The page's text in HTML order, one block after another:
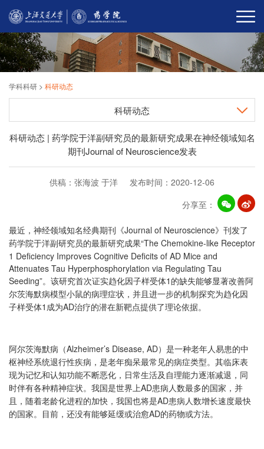
学科科研 > 科研动态
科研动态
科研动态 | 药学院于洋副研究员的最新研究成果在神经领域知名
期刊Journal of Neuroscience发表
供稿：张海波 于洋 发布时间：2020-12-06
分享至：
最近， 神经领域知名经典期刊《Journal of Neuroscience》刊发了
药学院于洋副研究员的最新研究成果“The Chemokine-like Receptor
1 Deficiency Improves Cognitive Deficits of AD Mice and
Attenuates Tau Hyperphosphorylation via Regulating Tau
Seeding”。该研究首次证实趋化因子样受体1 的缺失能够显著改善阿
尔茨海默病模型小鼠的病理症状，并且进一步的机制探究为趋化因
子样受体1 成为AD治疗的潜在新靶点提供了理论依据。
阿尔茨海默病（Alzheimer’s Disease, AD）是一种老年人易患的中
枢神经系统退行性疾病，是老年痴呆最常见的病症类型。其临床表
现为记忆和认知功能不断恶化，日常生活及自理能力逐渐减退，同
时伴有各种精神症状。我国是世界上AD患病人数最多的国家，并
且，随着老龄化进程的加快，我国也将是AD患病人数增长速度最快
的国家。目前，还没有能够延缓或治愈AD的药物或方法。